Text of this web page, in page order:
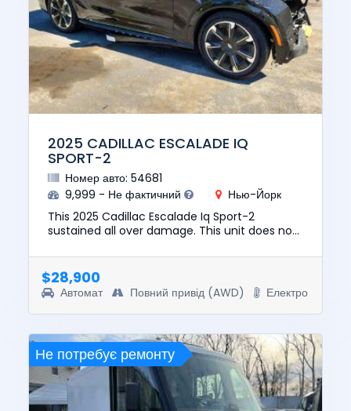
2025 CADILLAC ESCALADE IQ
SPORT-2
Номер авто: 54681
9,999 - Не фактичний
Нью-Йорк
This 2025 Cadillac Escalade Iq Sport-2
sustained all over damage. This unit does not
this vehicle was $13...
$28,900
Автомат Повний привід (AWD) Електро
Не потребує ремонту